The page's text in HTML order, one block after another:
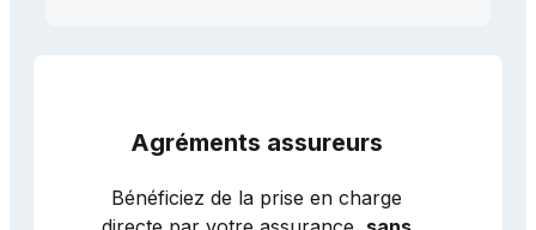
Agréments assureurs
Bénéficiez de la prise en charge